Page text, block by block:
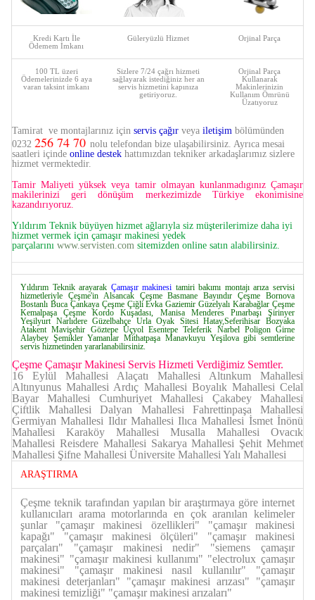
Kredi Kartı İle
Ödemem İmkanı
Güleryüzlü Hizmet Orjinal Parça
100 TL üzeri
Ödemelerinizde 6 aya
varan taksint imkanı
Sizlere 7/24 çağrı hizmeti
sağlayarak istediğiniz her an
servis hizmetini kapınıza
getiriyoruz.
Orjinal Parça
Kullanarak
Makinlerinizin
Kullanım Ömrünü
Üzatıyoruz
Tamirat ve montajlarınız için servis çağır veya iletişim bölümünden
0232 256 74 70 nolu telefondan bize ulaşabilirsiniz. Ayrıca mesai
saatleri içinde online destek hattımızdan tekniker arkadaşlarımız sizlere
hizmet vermektedir.
Tamir Maliyeti yüksek veya tamir olmayan kunlanmadıgınız Çamaşır
makilerinizi geri dönüşüm merkezimizde Türkiye ekonimisine
kazandırıyoruz.
Yıldırım Teknik büyüyen hizmet ağlarıyla siz müşterilerimize daha iyi
hizmet vermek için çamaşır makinesi yedek
parçalarını www.servisten.com sitemizden online satın alabilirsiniz.
Yıldırım Teknik arayarak Çamaşır makinesi tamiri bakımı montajı arıza servisi
hizmetleriyle Çeşme'in Alsancak Çeşme Basmane Bayındır Çeşme Bornova
Bostanlı Buca Çankaya Çeşme Çiğli Evka Gaziemir Güzelyalı Karabağlar Çeşme
Kemalpaşa Çeşme Kordo Kuşadası, Manisa Menderes Pınarbaşı Şirinyer
Yeşilyurt Narlıdere Güzelbahçe Urla Oyak Sitesi Hatay,Seferihisar Bozyaka
Atakent Mavişehir Göztepe Üçyol Esentepe Teleferik Narbel Poligon Girne
Alaybey Şemikler Yamanlar Mithatpaşa Manavkuyu Yeşilova gibi semtlerine
servis hizmetinden yararlanabilirsiniz.
Çeşme Çamaşır Makinesi Servis Hizmeti Verdiğimiz Semtler.
16 Eylül Mahallesi Alaçatı Mahallesi Altınkum Mahallesi
Altınyunus Mahallesi Ardıç Mahallesi Boyalık Mahallesi Celal
Bayar Mahallesi Cumhuriyet Mahallesi Çakabey Mahallesi
Çiftlik Mahallesi Dalyan Mahallesi Fahrettinpaşa Mahallesi
Germiyan Mahallesi Ildır Mahallesi Ilıca Mahallesi İsmet İnönü
Mahallesi Karaköy Mahallesi Musalla Mahallesi Ovacık
Mahallesi Reisdere Mahallesi Sakarya Mahallesi Şehit Mehmet
Mahallesi Şifne Mahallesi Üniversite Mahallesi Yalı Mahallesi
ARAŞTIRMA
Çeşme teknik tarafından yapılan bir araştırmaya göre internet
kullanıcıları arama motorlarında en çok aranılan kelimeler
şunlar "çamaşır makinesi özellikleri" "çamaşır makinesi
kapağı" "çamaşır makinesi ölçüleri" "çamaşır makinesi
parçaları" "çamaşır makinesi nedir" "siemens çamaşır
makinesi" "çamaşır makinesi kullanımı" "electrolux çamaşır
makinesi" "çamaşır makinesi nasıl kullanılır" "çamaşır
makinesi deterjanları" "çamaşır makinesi arızası" "çamaşır
makinesi temizliği" "çamaşır makinesi arızaları"